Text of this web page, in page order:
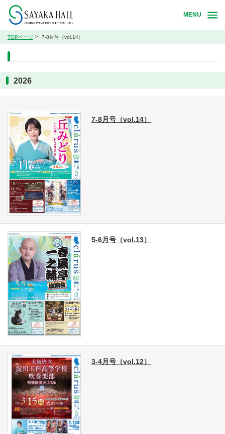
MENU
TOPページ 7-8月号（vol.14）
2026
7-8月号（vol.14）
5-6月号（vol.13）
3-4月号（vol.12）